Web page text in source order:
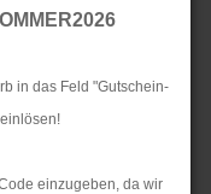
in das Feld "Gutschein-
einzugeben, da wir